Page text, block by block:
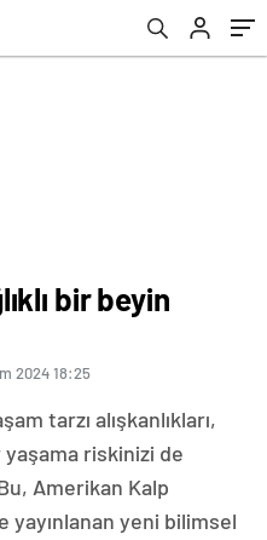
bir beyin
2024 18:25
tarzı alışkanlıkları,
riskinizi de
Amerikan Kalp
yayınlanan yeni bilimsel